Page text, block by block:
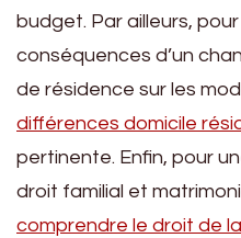
budget. Par ailleurs,
conséquences d’un
de résidence sur les
différences domicile
pertinente. Enfin, pour
droit familial et
comprendre le droit de